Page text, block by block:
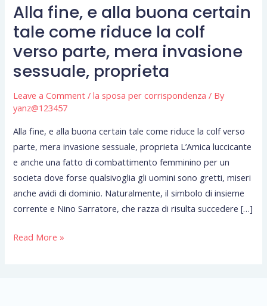
Alla fine, e alla buona certain
tale come riduce la colf
verso parte, mera invasione
sessuale, proprieta
Leave a Comment /la sposa per corrispondenza / By
yanz@123457
Alla fine, e alla buona certain tale come riduce la colf verso
parte, mera invasione sessuale, proprieta L’Amica luccicante
e anche una fatto di combattimento femminino per un
societa dove forse qualsivoglia gli uomini sono gretti, miseri
anche avidi di dominio. Naturalmente, il simbolo di insieme
corrente e Nino Sarratore, che razza di risulta succedere […]
Alla
fine,
e
alla
buona
tale
riduce
la
colf
verso
parte,
mera
sessuale,
Read More »